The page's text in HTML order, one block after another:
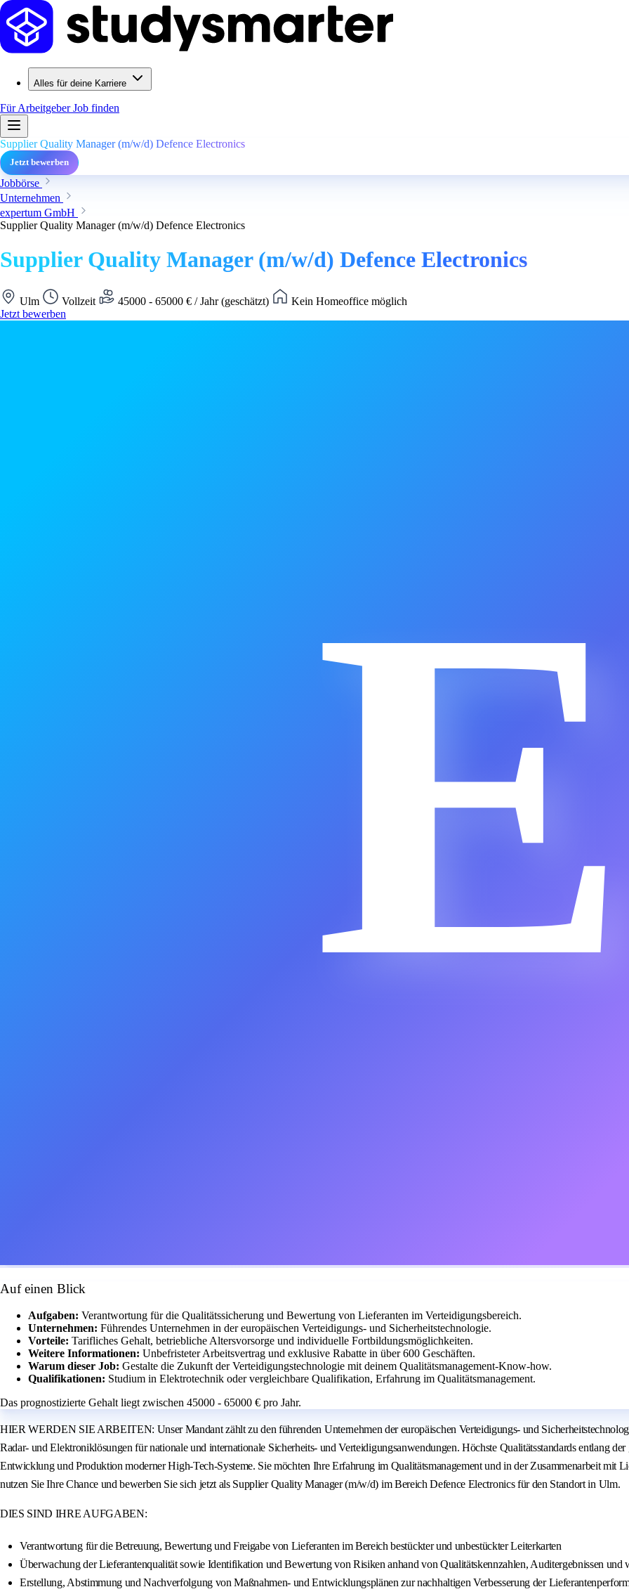
Alles für deine Karriere
Für ArbeitgeberJob finden
Supplier Quality Manager (m/w/d) Defence Electronics
Jetzt bewerben
Jobbörse
Unternehmen
expertum GmbH
Supplier Quality Manager (m/w/d) Defence Electronics
Supplier Quality Manager (m/w/d) Defence Electronics
Ulm Vollzeit 45000 - 65000 € / Jahr (geschätzt)
Kein Homeoffice möglich
Jetzt bewerben
E
Auf einen Blick
Aufgaben: Verantwortung für die Qualitätssicherung und Bewertung von Lieferanten im Verteidigungsbereich.
Unternehmen: Führendes Unternehmen in der europäischen Verteidigungs- und Sicherheitstechnologie.
Vorteile: Tarifliches Gehalt, betriebliche Altersvorsorge und individuelle Fortbildungsmöglichkeiten.
Weitere Informationen: Unbefristeter Arbeitsvertrag und exklusive Rabatte in über 600 Geschäften.
Warum dieser Job: Gestalte die Zukunft der Verteidigungstechnologie mit deinem Qualitätsmanagement-Know-how.
Qualifikationen: Studium in Elektrotechnik oder vergleichbare Qualifikation, Erfahrung im Qualitätsmanagement.
Das prognostizierte Gehalt liegt zwischen 45000 - 65000 € pro Jahr.
HIER WERDEN SIE ARBEITEN: Unser Mandant zählt zu den führenden Unternehmen der europäischen Verteidigungs- und
Radar- und Elektroniklösungen für nationale und internationale Sicherheits- und Verteidigungsanwendungen. Höchste Qualitätsstandards entlang
Entwicklung und Produktion moderner High-Tech-Systeme. Sie möchten Ihre Erfahrung im Qualitätsmanagement und in der Zusammenarbeit mit
nutzen Sie Ihre Chance und bewerben Sie sich jetzt als Supplier Quality Manager (m/w/d) im Bereich Defence Electronics für den Standort in Ulm.
DIES SIND IHRE AUFGABEN:
Verantwortung für die Betreuung, Bewertung und Freigabe von Lieferanten im Bereich bestückter und unbestückter Leiterkarten
Überwachung der Lieferantenqualität sowie Identifikation und Bewertung von Risiken anhand von Qualitätskennzahlen, Auditergebnissen und
Erstellung, Abstimmung und Nachverfolgung von Maßnahmen- und Entwicklungsplänen zur nachhaltigen Verbesserung der